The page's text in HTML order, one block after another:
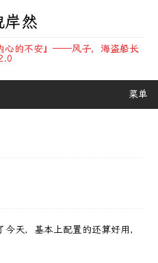
岸然
心的不安』——风子，海盗船长
菜单
天，基本上配置的还算好用，